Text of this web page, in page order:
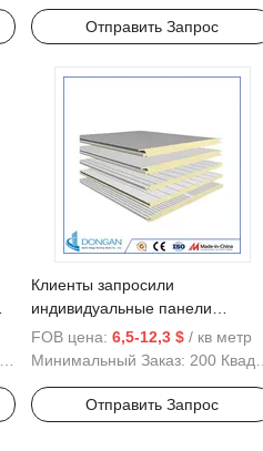
Отправить Запрос
Клиенты запросили
индивидуальные панели
сэндвич из ПУ/ПИР для внешних
стен и крыш CE Dongan по
FOB цена: 6,5-12,3 $ / кв метр
Минимальный Заказ: 200 Квадратные Метры
Отправить Запрос